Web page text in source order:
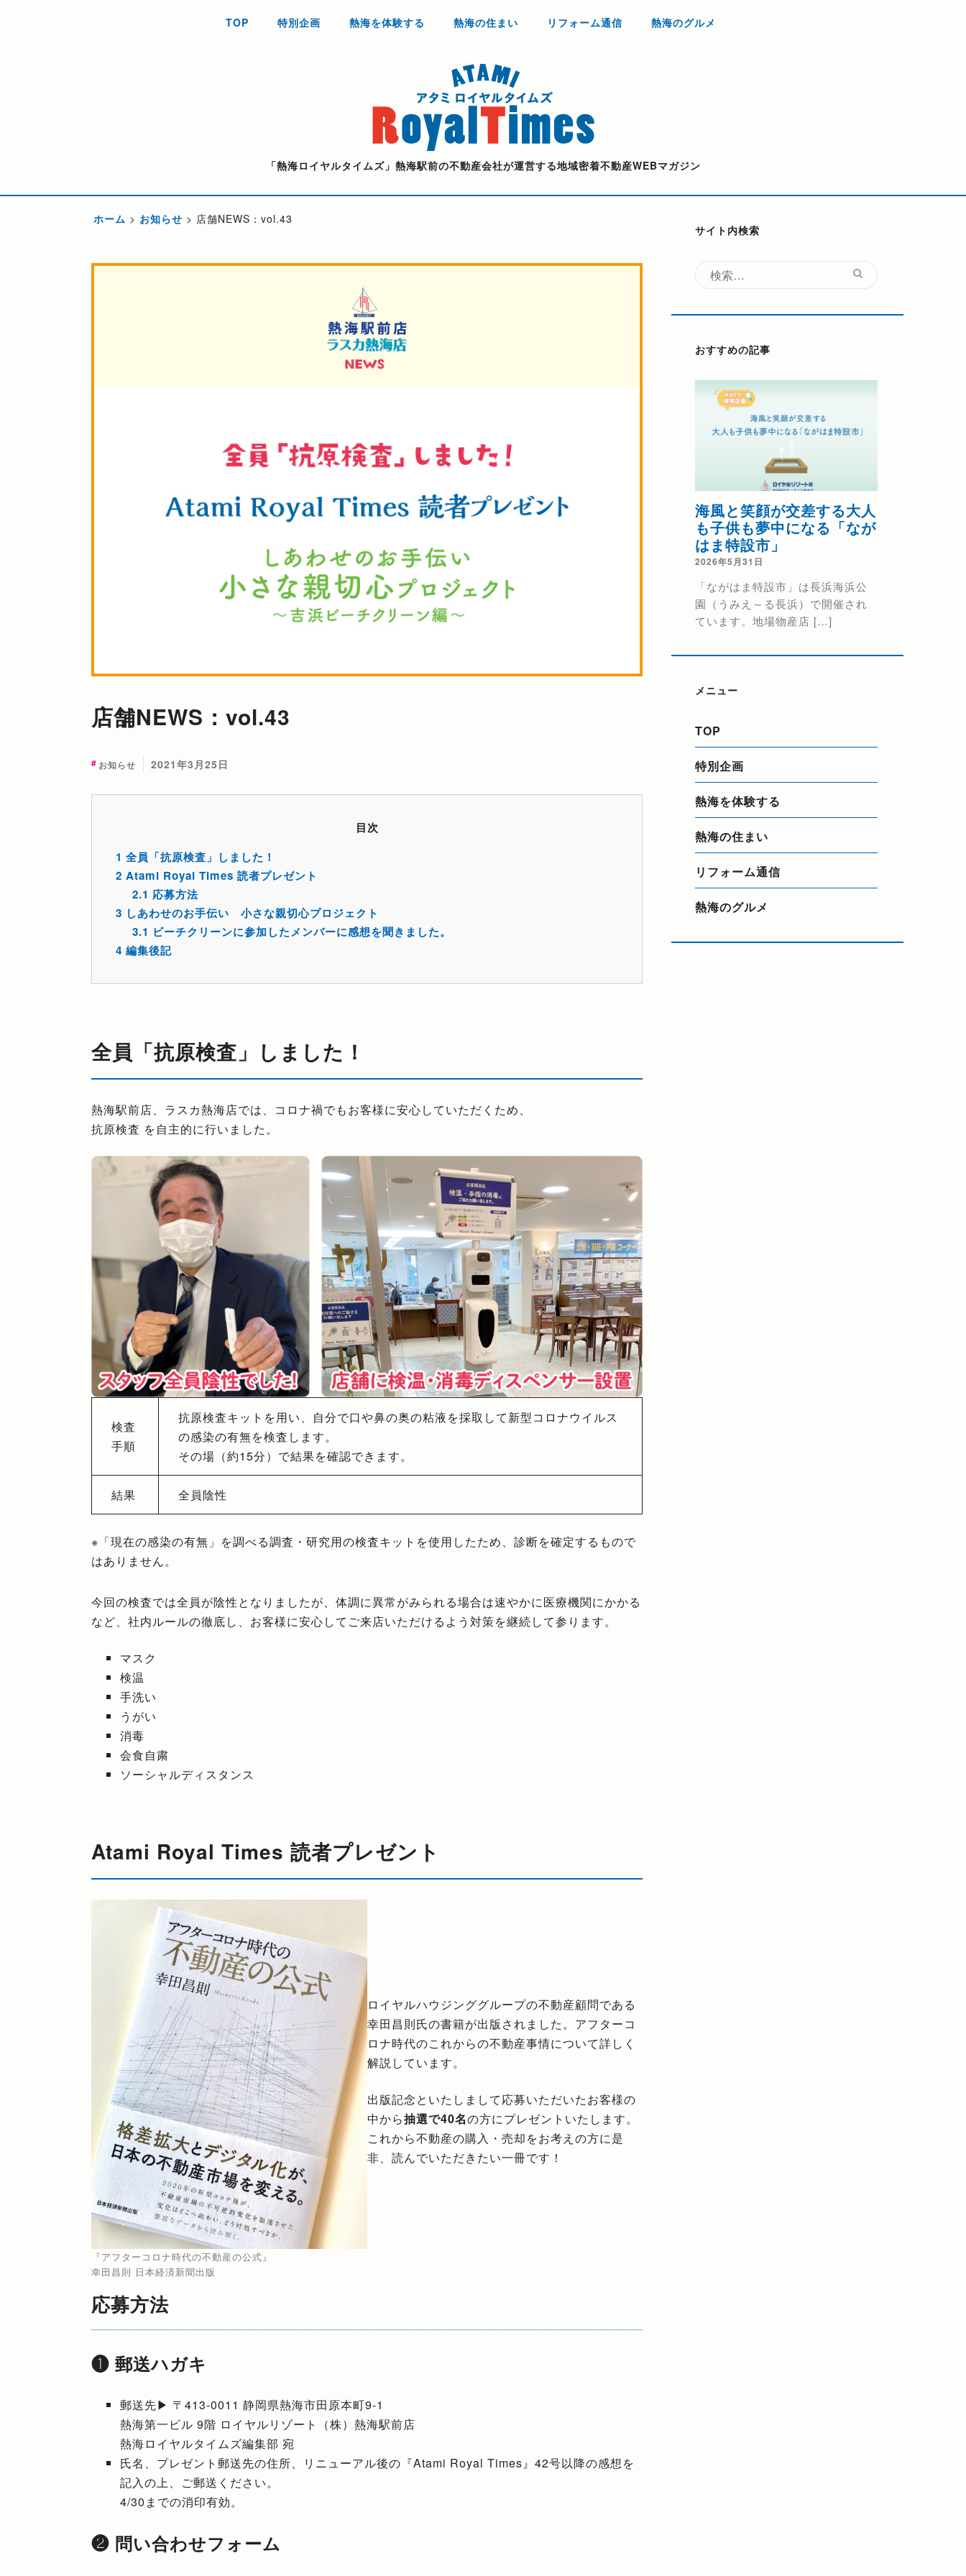
TOP 特別企画 熱海を体験する 熱海の住まい リフォーム通信 熱海のグルメ
「熱海ロイヤルタイムズ」熱海駅前の不動産会社が運営する地域密着不動産WEBマガジン
ホーム > お知らせ > 店舗NEWS：vol.43
店舗NEWS：vol.43
お知らせ 2021年3月25日
目次
1 全員「抗原検査」しました！
2 Atami Royal Times 読者プレゼント
2.1 応募方法
3 しあわせのお手伝い 小さな親切心プロジェクト
3.1 ビーチクリーンに参加したメンバーに感想を聞きました。
4 編集後記
全員「抗原検査」しました！
熱海駅前店、ラスカ熱海店では、コロナ禍でもお客様に安心していただくため、
抗原検査 を自主的に行いました。
検査
手順
抗原検査キットを用い、自分で口や鼻の奥の粘液を採取して新型コロナウイルス
の感染の有無を検査します。
その場（約15分）で結果を確認できます。
結果 全員陰性
※「現在の感染の有無」を調べる調査・研究用の検査キットを使用したため、診断を確定するもので
はありません。
今回の検査では全員が陰性となりましたが、体調に異常がみられる場合は速やかに医療機関にかかる
など、社内ルールの徹底し、お客様に安心してご来店いただけるよう対策を継続して参ります。
マスク
検温
手洗い
うがい
消毒
会食自粛
ソーシャルディスタンス
Atami Royal Times 読者プレゼント
『アフターコロナ時代の不動産の公式』
幸田昌則 日本経済新聞出版
ロイヤルハウジンググループの不動産顧問である
幸田昌則氏の書籍が出版されました。アフターコ
ロナ時代のこれからの不動産事情について詳しく
解説しています。
出版記念といたしまして応募いただいたお客様の
中から抽選で40名の方にプレゼントいたします。
これから不動産の購入・売却をお考えの方に是
非、読んでいただきたい一冊です！
応募方法
❶ 郵送ハガキ
郵送先▶︎ 〒413-0011 静岡県熱海市田原本町9-1
熱海第一ビル 9階 ロイヤルリゾート（株）熱海駅前店
熱海ロイヤルタイムズ編集部 宛
氏名、プレゼント郵送先の住所、リニューアル後の『Atami Royal Times』42号以降の感想を
記入の上、ご郵送ください。
4/30までの消印有効。
❷ 問い合わせフォーム
サイト内検索
検
おすすめの記事
海風と笑顔が交差する大人
も子供も夢中になる「なが
はま特設市」
2026年5月31日
「ながはま特設市」は長浜海浜公
園（うみえ～る長浜）で開催され
ています。地場物産店 […]
メニュー
TOP
特別企画
熱海を体験する
熱海の住まい
リフォーム通信
熱海のグルメ